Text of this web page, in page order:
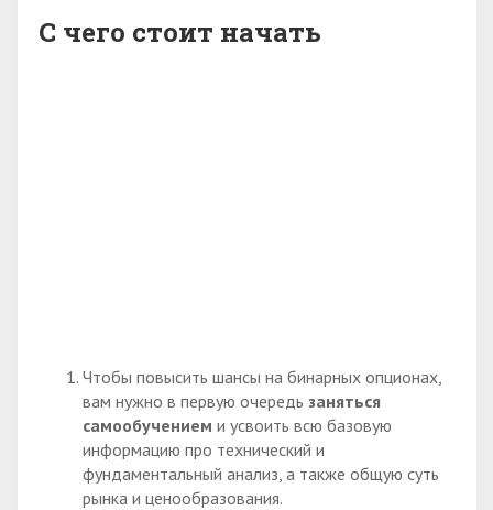
С чего стоит начать
Чтобы повысить шансы на бинарных опционах,
вам нужно в первую очередь заняться
самообучением и усвоить всю базовую
информацию про технический и
фундаментальный анализ, а также общую суть
рынка и ценообразования.